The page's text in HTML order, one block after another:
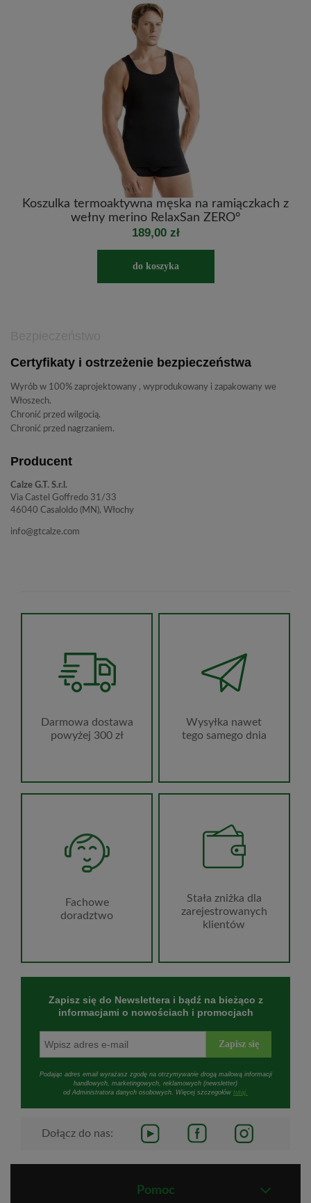
Koszulka termoaktywna męska na ramiączkach z
wełny merino RelaxSan ZERO°
189,00 zł
do koszyka
Certyfikaty i ostrzeżenie bezpieczeństwa
Wyrób w 100% zaprojektowany , wyprodukowany i zapakowany we
Włoszech.
Chronić przed wilgocią.
Chronić przed nagrzaniem.
Producent
Calze G.T. S.r.l.
Via Castel Goffredo 31/33
46040 Casaloldo (MN), Włochy
info@gtcalze.com
Darmowa dostawa
powyżej 300 zł
Wysyłka nawet
tego samego dnia
Fachowe
doradztwo
Stała zniżka dla
zarejestrowanych
klientów
Zapisz się do Newslettera i bądź na bieżąco z
informacjami o nowościach i promocjach
Zapisz się
Podając adres email wyrażasz zgodę na otrzymywanie drogą mailową informacji
handlowych, marketingowych, reklamowych (newsletter)
od Administratora danych osobowych. Więcej szczegołów tutaj.
Dołącz do nas:
Pomoc